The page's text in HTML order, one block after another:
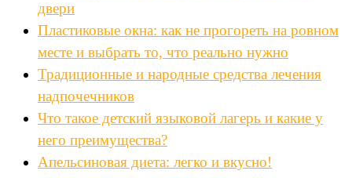
двери
Пластиковые окна: как не прогореть на ровном
месте и выбрать то, что реально нужно
Традиционные и народные средства лечения
надпочечников
Что такое детский языковой лагерь и какие у
него преимущества?
Апельсиновая диета: легко и вкусно!